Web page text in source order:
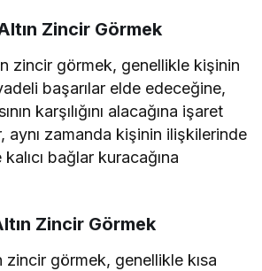
Zincir Görmek
zincir görmek, genellikle kişinin
başarılar elde edeceğine,
karşılığını alacağına işaret
aynı zamanda kişinin ilişkilerinde
bağlar kuracağına
Zincir Görmek
zincir görmek, genellikle kısa